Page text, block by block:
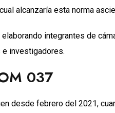
alcanzaría esta norma
integrantes de
investigadores.
037
desde febrero del 2021,